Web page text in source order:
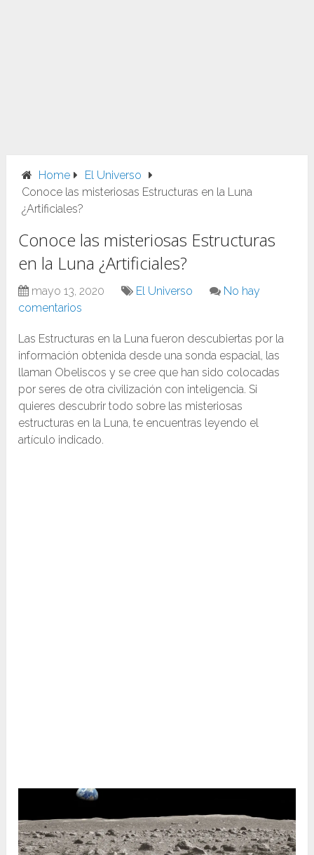
Home
El Universo
Conoce las misteriosas Estructuras en la Luna
¿Artificiales?
Conoce las misteriosas Estructuras
en la Luna ¿Artificiales?
mayo 13, 2020 El Universo
No hay
comentarios
Las Estructuras en la Luna fueron descubiertas por la
información obtenida desde una sonda espacial, las
llaman Obeliscos y se cree que han sido colocadas
por seres de otra civilización con inteligencia. Si
quieres descubrir todo sobre las misteriosas
estructuras en la Luna, te encuentras leyendo el
artículo indicado.